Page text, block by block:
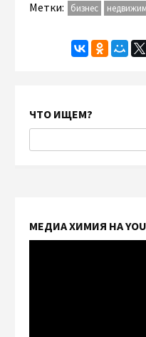
Метки: бизнес
ЧТО ИЩЕМ?
МЕДИА ХИМИЯ НА YOU